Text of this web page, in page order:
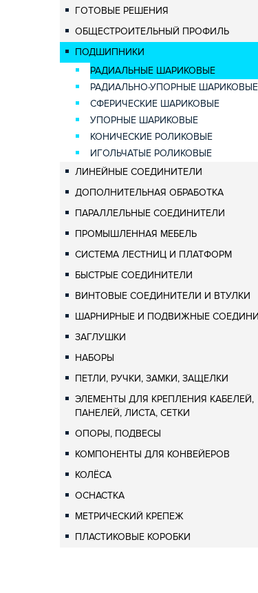
ГОТОВЫЕ РЕШЕНИЯ
ОБЩЕСТРОИТЕЛЬНЫЙ ПРОФИЛЬ
ПОДШИПНИКИ
РАДИАЛЬНЫЕ ШАРИКОВЫЕ
РАДИАЛЬНО-УПОРНЫЕ ШАРИКОВЫЕ
СФЕРИЧЕСКИЕ ШАРИКОВЫЕ
УПОРНЫЕ ШАРИКОВЫЕ
КОНИЧЕСКИЕ РОЛИКОВЫЕ
ИГОЛЬЧАТЫЕ РОЛИКОВЫЕ
ЛИНЕЙНЫЕ СОЕДИНИТЕЛИ
ДОПОЛНИТЕЛЬНАЯ ОБРАБОТКА
ПАРАЛЛЕЛЬНЫЕ СОЕДИНИТЕЛИ
ПРОМЫШЛЕННАЯ МЕБЕЛЬ
СИСТЕМА ЛЕСТНИЦ И ПЛАТФОРМ
БЫСТРЫЕ СОЕДИНИТЕЛИ
ВИНТОВЫЕ СОЕДИНИТЕЛИ И ВТУЛКИ
ШАРНИРНЫЕ И ПОДВИЖНЫЕ
ЗАГЛУШКИ
НАБОРЫ
ПЕТЛИ, РУЧКИ, ЗАМКИ, ЗАЩЕЛКИ
ЭЛЕМЕНТЫ ДЛЯ КРЕПЛЕНИЯ КАБЕЛЕЙ,
ПАНЕЛЕЙ, ЛИСТА, СЕТКИ
ОПОРЫ, ПОДВЕСЫ
КОМПОНЕНТЫ ДЛЯ КОНВЕЙЕРОВ
КОЛЁСА
ОСНАСТКА
МЕТРИЧЕСКИЙ КРЕПЕЖ
ПЛАСТИКОВЫЕ КОРОБКИ